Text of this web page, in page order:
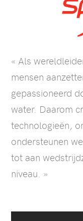
« Als
mensen
gepassioneerd
water. Daarom
technologieën,
ondersteunen
tot aan
niveau. »